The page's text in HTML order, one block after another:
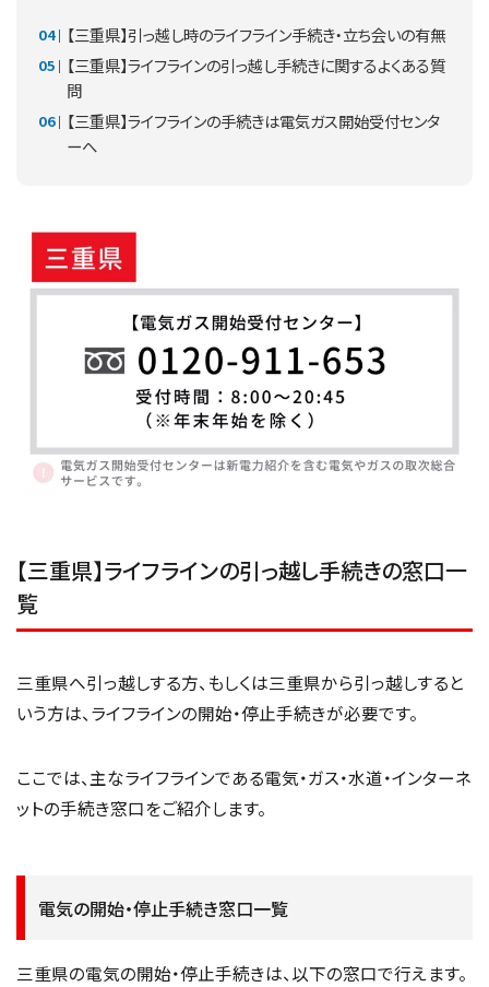
【三重県】引っ越し時のライフライン手続き・立ち会いの有無
【三重県】ライフラインの引っ越し手続きに関するよくある質
問
【三重県】ライフラインの手続きは電気ガス開始受付センタ
ーへ
【三重県】ライフラインの引っ越し手続きの窓口一
覧
三重県へ引っ越しする方、もしくは三重県から引っ越しすると
いう方は、ライフラインの開始・停止手続きが必要です。
ここでは、主なライフラインである電気・ガス・水道・インターネ
ットの手続き窓口をご紹介します。
電気の開始・停止手続き窓口一覧
三重県の電気の開始・停止手続きは、以下の窓口で行えます。